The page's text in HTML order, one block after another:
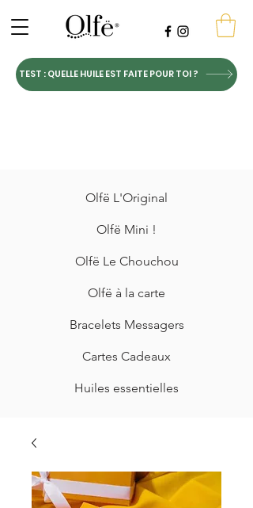
TEST : QUELLE HUILE EST FAITE POUR TOI ?
Olfë L'Original
Olfë Mini !
Olfë Le Chouchou
Olfë à la carte
Bracelets Messagers
Cartes Cadeaux
Huiles essentielles